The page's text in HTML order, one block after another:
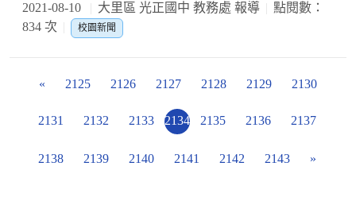
2021-08-10 大里區 光正國中 教務處 報導
點閱數：
834 次
校園新聞
« 2125 2126 2127 2128 2129 2130
2131 2132 2133 2134 2135 2136 2137
2138 2139 2140 2141 2142 2143 »